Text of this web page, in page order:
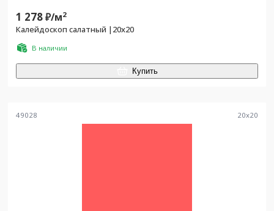
1 278₽/м2
Калейдоскоп салатный |20x20
В наличии
Купить
49028 20x20